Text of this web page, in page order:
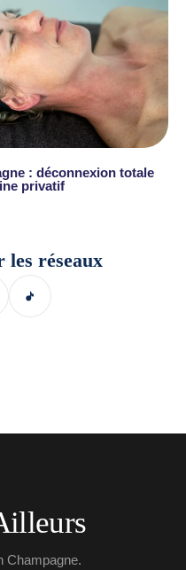
: déconnexion totale
privatif
les réseaux
Champagne.